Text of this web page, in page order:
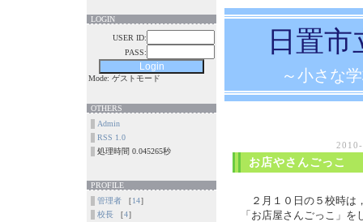
LOGIN
USER ID:
PASS:
Mode: ゲストモード
OTHERS
Admin
RSS 1.0
処理時間 0.045265秒
PROFILE
管理者 ［14］
校長 ［4］
日置
～小さな
お店やさんごっこ
２月１０日の５校時は
「お店屋さんごっこ」